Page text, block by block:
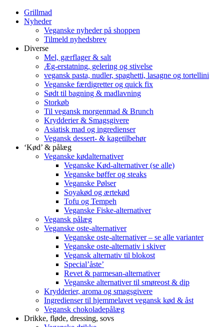
Grillmad
Nyheder
Veganske nyheder på shoppen
Tilmeld nyhedsbrev
Diverse
Mel, gærflager & salt
Æg-erstatning, gelering og stivelse
vegansk pasta, nudler, spaghetti, lasagne og tortellini
Veganske færdigretter og quick fix
Sødt til bagning & madlavning
Storkøb
Til vegansk morgenmad & Brunch
Krydderier & Smagsgivere
Asiatisk mad og ingredienser
Vegansk dessert- & kagetilbehør
‘Kød’ & pålæg
Veganske kødalternativer
Veganske Kød-alternativer (se alle)
Veganske bøffer og steaks
Veganske Pølser
Soyakød og ærtekød
Tofu og Tempeh
Veganske Fiske-alternativer
Vegansk pålæg
Veganske oste-alternativer
Veganske oste-alternativer – se alle varianter
Veganske oste-alternativ i skiver
Vegansk alternativ til blokost
Special’åste’
Revet & parmesan-alternativer
Veganske alternativer til smøreost & dip
Krydderier, aroma og smagsgivere
Ingredienser til hjemmelavet vegansk kød & åst
Vegansk chokoladepålæg
Drikke, fløde, dressing, sovs